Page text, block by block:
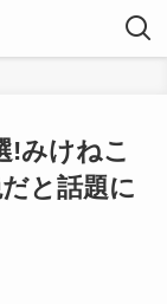
!みけねこ
と話題に